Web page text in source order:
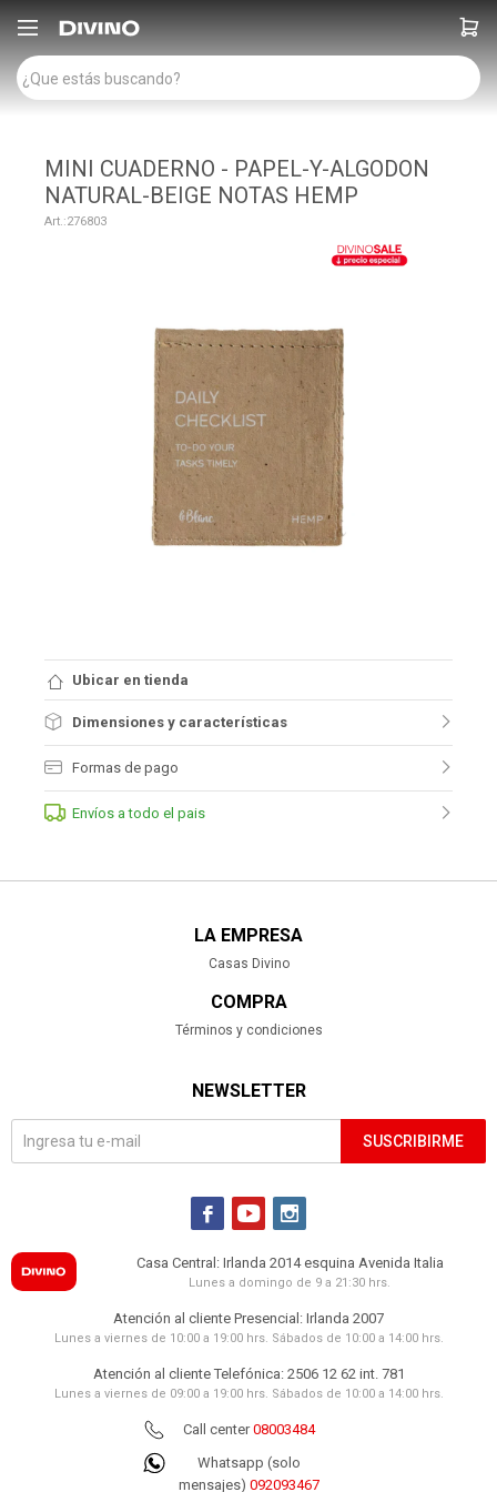

MINI CUADERNO - PAPEL-Y-ALGODON
NATURAL-BEIGE NOTAS HEMP
276803
Ubicar en tienda
Dimensiones y características
Formas de pago
Envíos a todo el pais
LA EMPRESA
Casas Divino
COMPRA
Términos y condiciones
NEWSLETTER
SUSCRIBIRME
  
Casa Central: Irlanda 2014 esquina Avenida Italia
Lunes a domingo de 9 a 21:30 hrs.
Atención al cliente Presencial: Irlanda 2007
Lunes a viernes de 10:00 a 19:00 hrs. Sábados de 10:00 a 14:00 hrs.
Atención al cliente Telefónica: 2506 12 62 int. 781
Lunes a viernes de 09:00 a 19:00 hrs. Sábados de 10:00 a 14:00 hrs.
Call center08003484
Whatsapp (solo
mensajes) 092093467